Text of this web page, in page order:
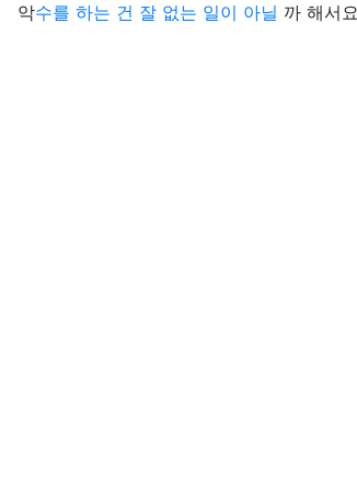
악수를 하는 건 잘 없는 일이 아닐 까 해서